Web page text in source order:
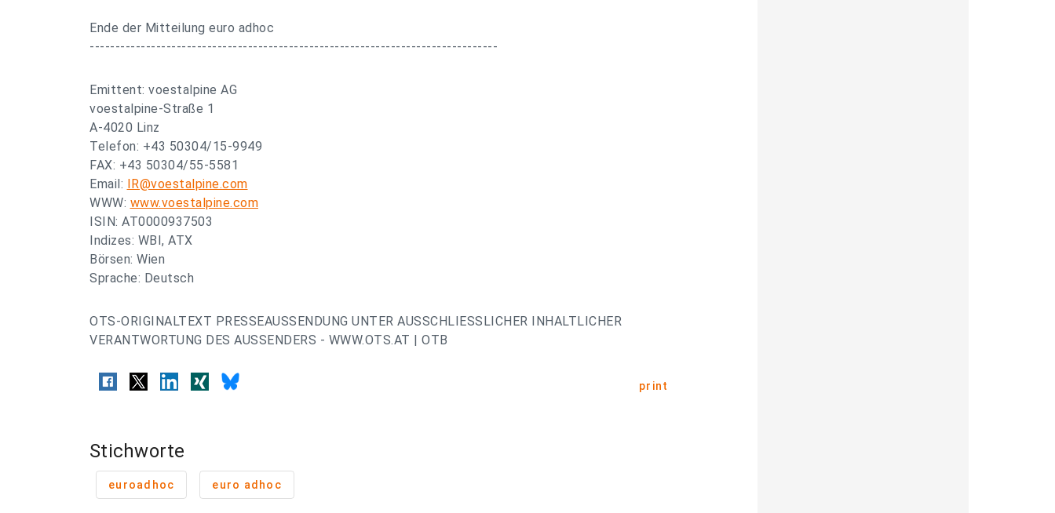
Ende der Mitteilung euro adhoc
--------------------------------------------------------------------------------
Emittent: voestalpine AG
voestalpine-Straße 1
A-4020 Linz
Telefon: +43 50304/15-9949
FAX: +43 50304/55-5581
Email: IR@voestalpine.com
WWW: www.voestalpine.com
ISIN: AT0000937503
Indizes: WBI, ATX
Börsen: Wien
Sprache: Deutsch
OTS-ORIGINALTEXT PRESSEAUSSENDUNG UNTER AUSSCHLIESSLICHER INHALTLICHER
VERANTWORTUNG DES AUSSENDERS - WWW.OTS.AT | OTB
print
Stichworte
euroadhoc euro adhoc